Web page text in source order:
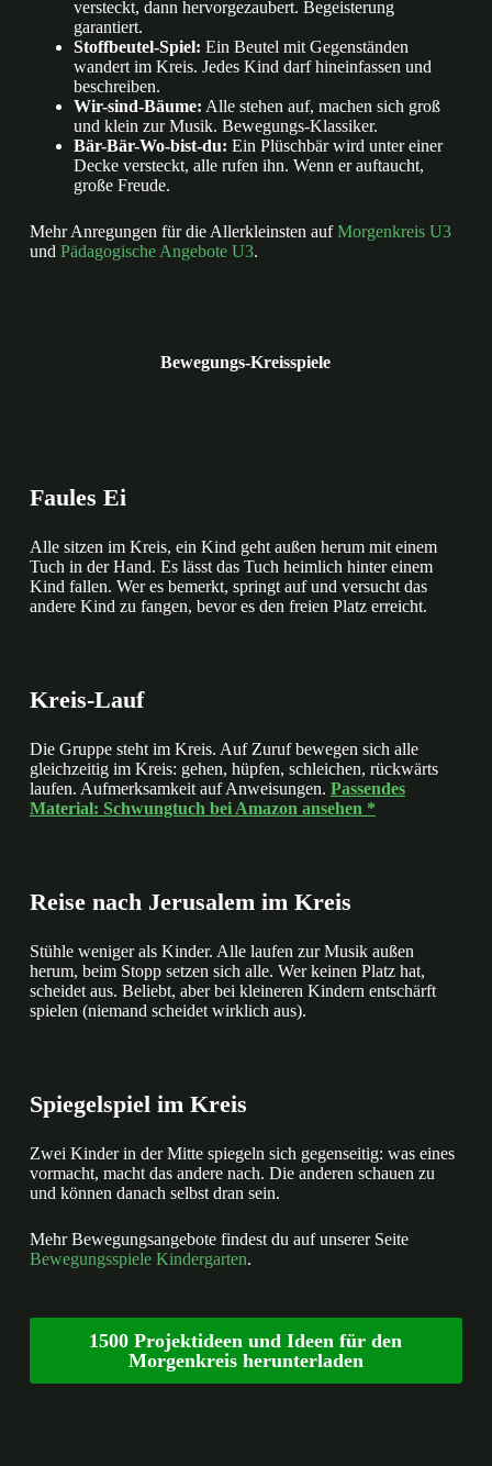
versteckt, dann hervorgezaubert. Begeisterung
garantiert.
Stoffbeutel-Spiel: Ein Beutel mit Gegenständen
wandert im Kreis. Jedes Kind darf hineinfassen und
beschreiben.
Wir-sind-Bäume: Alle stehen auf, machen sich groß
und klein zur Musik. Bewegungs-Klassiker.
Bär-Bär-Wo-bist-du: Ein Plüschbär wird unter einer
Decke versteckt, alle rufen ihn. Wenn er auftaucht,
große Freude.
Mehr Anregungen für die Allerkleinsten aufMorgenkreis U3
und Pädagogische Angebote U3.
Bewegungs-Kreisspiele
Faules Ei
Alle sitzen im Kreis, ein Kind geht außen herum mit einem
Tuch in der Hand. Es lässt das Tuch heimlich hinter einem
Kind fallen. Wer es bemerkt, springt auf und versucht das
andere Kind zu fangen, bevor es den freien Platz erreicht.
Kreis-Lauf
Die Gruppe steht im Kreis. Auf Zuruf bewegen sich alle
gleichzeitig im Kreis: gehen, hüpfen, schleichen, rückwärts
laufen. Aufmerksamkeit auf Anweisungen. Passendes
Material: Schwungtuch bei Amazon ansehen *
Reise nach Jerusalem im Kreis
Stühle weniger als Kinder. Alle laufen zur Musik außen
herum, beim Stopp setzen sich alle. Wer keinen Platz hat,
scheidet aus. Beliebt, aber bei kleineren Kindern entschärft
spielen (niemand scheidet wirklich aus).
Spiegelspiel im Kreis
Zwei Kinder in der Mitte spiegeln sich gegenseitig: was eines
vormacht, macht das andere nach. Die anderen schauen zu
und können danach selbst dran sein.
Mehr Bewegungsangebote findest du auf unserer Seite
Bewegungsspiele Kindergarten.
1500 Projektideen und Ideen für den
Morgenkreis herunterladen